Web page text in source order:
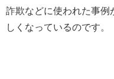
詐欺などに使われた事例
しくなっているのです。